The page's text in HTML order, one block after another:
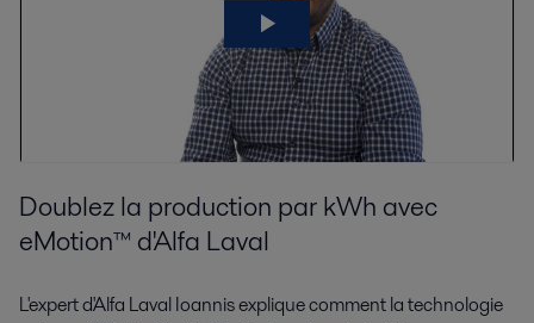
Doublez la production par kWh avec
eMotion™ d'Alfa Laval
L'expert d'Alfa Laval Ioannis explique comment la technologie